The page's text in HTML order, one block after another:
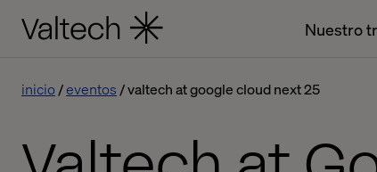
Nuestro
inicio eventos valtech at google cloud next 25